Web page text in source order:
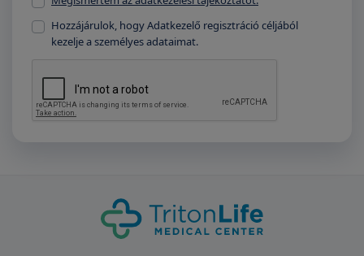
Hozzájárulok, hogy Adatkezelő regisztráció céljából
kezelje a személyes adataimat.